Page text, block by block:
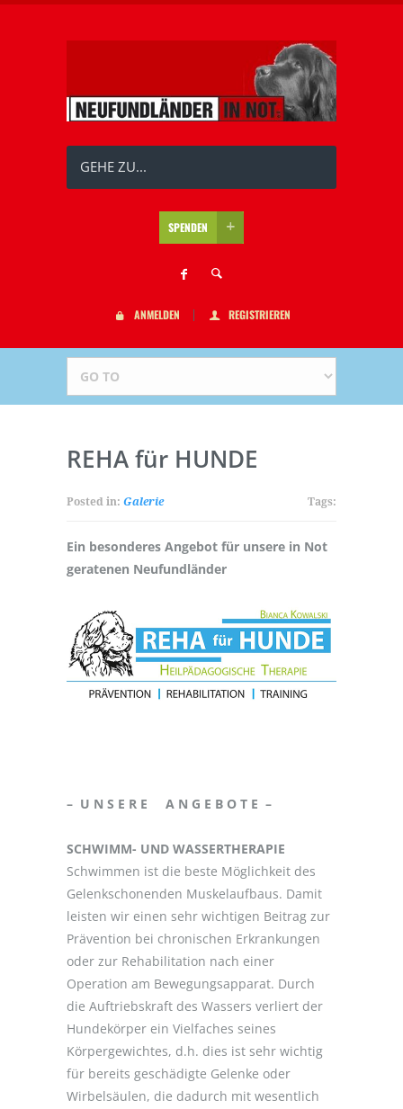
GEHE ZU...
SPENDEN
ANMELDEN REGISTRIEREN
REHA für HUNDE
Posted in: Galerie Tags:
Ein besonderes Angebot für unsere in Not
geratenen Neufundländer
– U N S E R E A N G E B O T E –
SCHWIMM- UND WASSERTHERAPIE
Schwimmen ist die beste Möglichkeit des
Gelenkschonenden Muskelaufbaus. Damit
leisten wir einen sehr wichtigen Beitrag zur
Prävention bei chronischen Erkrankungen
oder zur Rehabilitation nach einer
Operation am Bewegungsapparat. Durch
die Auftriebskraft des Wassers verliert der
Hundekörper ein Vielfaches seines
Körpergewichtes, d.h. dies ist sehr wichtig
für bereits geschädigte Gelenke oder
Wirbelsäulen, die dadurch mit wesentlich